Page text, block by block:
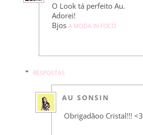
O Look tá perfeito Au.
Adorei!
Bjos A MODA IN FOCO
RESPOSTAS
AU SONSIN
Obrigadãoo Cristal!!! <3